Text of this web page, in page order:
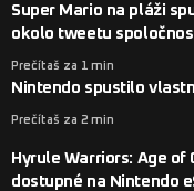
Super Mario na pláži
okolo tweetu
Prečítaš za 1 min
Nintendo spustilo
Prečítaš za 2 min
Hyrule Warriors: Age of
dostupné na Nintendo